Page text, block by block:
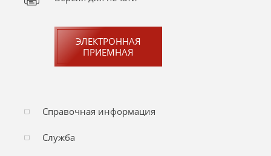
ЭЛЕКТРОННАЯ
ПРИЕМНАЯ
Справочная информация
Служба